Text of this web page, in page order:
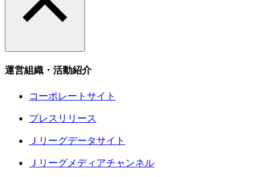
運営組織・活動紹介
コーポレートサイト
プレスリリース
Ｊリーグデータサイト
Ｊリーグメディアチャンネル